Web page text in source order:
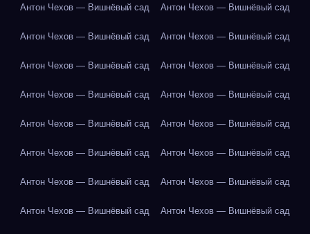
Антон Чехов — Вишнёвый сад Антон Чехов — Вишнёвый сад
Антон Чехов — Вишнёвый сад Антон Чехов — Вишнёвый сад
Антон Чехов — Вишнёвый сад Антон Чехов — Вишнёвый сад
Антон Чехов — Вишнёвый сад Антон Чехов — Вишнёвый сад
Антон Чехов — Вишнёвый сад Антон Чехов — Вишнёвый сад
Антон Чехов — Вишнёвый сад Антон Чехов — Вишнёвый сад
Антон Чехов — Вишнёвый сад Антон Чехов — Вишнёвый сад
Антон Чехов — Вишнёвый сад Антон Чехов — Вишнёвый сад